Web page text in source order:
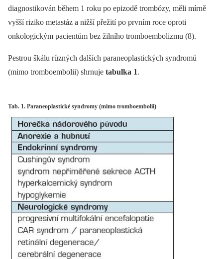
diagnostikován během 1 roku po epizodě trombózy, měli mírně
vyšší riziko metastáz a nižší přežití po prvním roce oproti
onkologickým pacientům bez žilního tromboembolizmu (8).
Pestrou škálu různých dalších paraneoplastických syndromů
(mimo tromboembolii) shrnuje tabulka 1.
Tab. 1. Paraneoplastické syndromy (mimo tromboembolii)